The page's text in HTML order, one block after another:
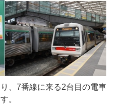
、7番線に来る2台目の電車
。